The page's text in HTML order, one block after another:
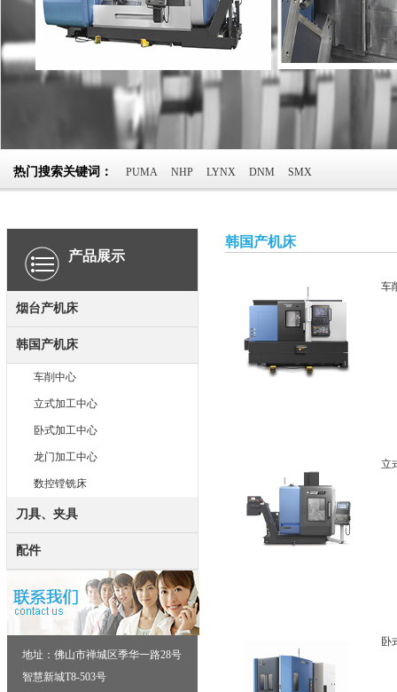
热门搜索关键词： PUMA NHP LYNX DNM SMX
产品展示
烟台产机床
韩国产机床
车削中心
立式加工中心
卧式加工中心
龙门加工中心
数控镗铣床
刀具、夹具
配件
地址：佛山市禅城区季华一路28号
智慧新城T8-503号
韩国产机床
车
立
卧